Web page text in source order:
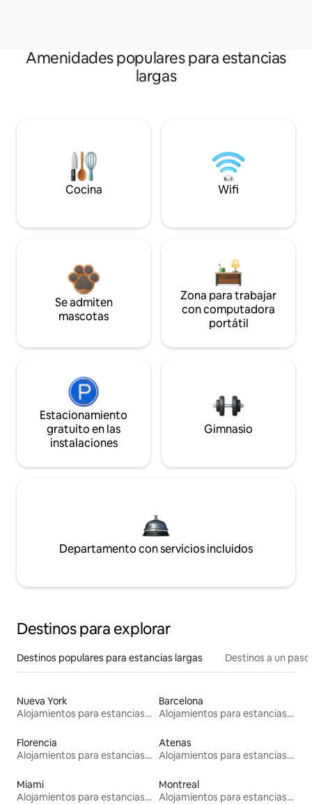
Amenidades populares para estancias
largas
Cocina Wifi
Se admiten
mascotas
Zona para trabajar
con computadora
portátil
Estacionamiento
gratuito en las
instalaciones
Gimnasio
Departamento con servicios incluidos
Destinos para explorar
Destinos populares para estancias largas Destinos a un
Nueva York
Alojamientos para estancias largas
Barcelona
Alojamientos para estancias largas
Florencia
Alojamientos para estancias largas
Atenas
Alojamientos para estancias largas
Miami
Alojamientos para estancias largas
Montreal
Alojamientos para estancias largas